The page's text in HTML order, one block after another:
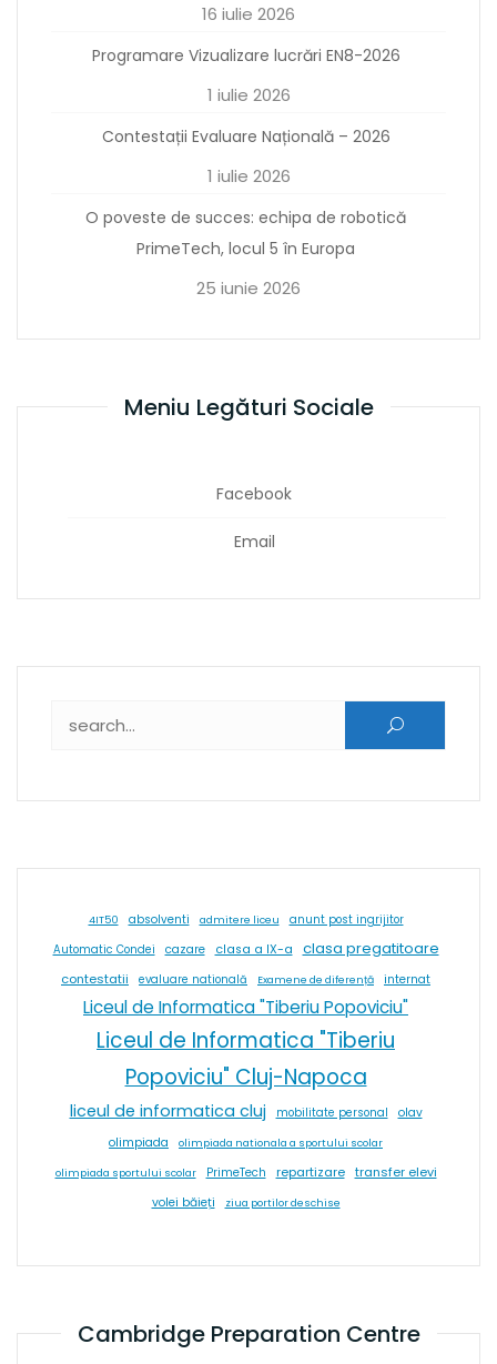
16 iulie 2026
Programare Vizualizare lucrări EN8-2026
1 iulie 2026
Contestații Evaluare Națională – 2026
1 iulie 2026
O poveste de succes: echipa de robotică
PrimeTech, locul 5 în Europa
25 iunie 2026
Meniu Legături Sociale
Facebook
Email
4IT50 absolventi admitere liceu anunt post ingrijitor
Automatic Condei cazare clasa a IX-a clasa pregatitoare
contestatii evaluare natională Examene de diferență internat
Liceul de Informatica "Tiberiu Popoviciu"
Liceul de Informatica "Tiberiu
Popoviciu" Cluj-Napoca
liceul de informatica cluj mobilitate personal
olav
olimpiada
olimpiada nationala a sportului scolar
olimpiada sportului scolar PrimeTech repartizare transfer elevi
volei băieți ziua portilor deschise
Cambridge Preparation Centre